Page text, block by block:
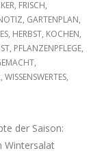
, FRISCH,
, GARTENPLAN,
, HERBST, KOCHEN,
, PFLANZENPFLEGE,
,
, WISSENSWERTES,
der Saison:
Wintersalat